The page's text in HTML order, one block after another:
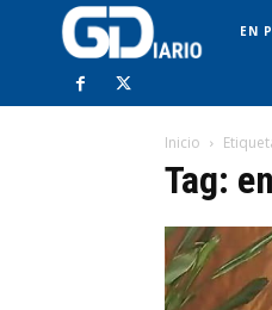
EN
Inicio
Tag: